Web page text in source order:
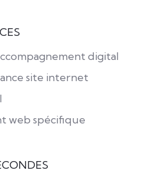
digital
site internet
web spécifique